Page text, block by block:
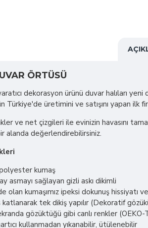
ÖRTÜSÜ
dekorasyon ürünü duvar halıları
Türkiye'de üretimini ve satışını yapan
ve net çizgileri ile evinizin havasını
alanda değerlendirebilirsiniz.
kumaş
asmayı sağlayan gizli askı dikimli
olan kumaşımız ipeksi dokunuş hissiyatı
katlanarak tek dikiş yapılır (Dekoratif
gözüktüğü gibi canlı renkler
kullanmadan yıkanabilir, ütülenebilir